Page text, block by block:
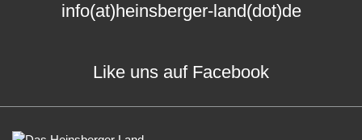
info(at)heinsberger-land(dot)de
Like uns auf Facebook